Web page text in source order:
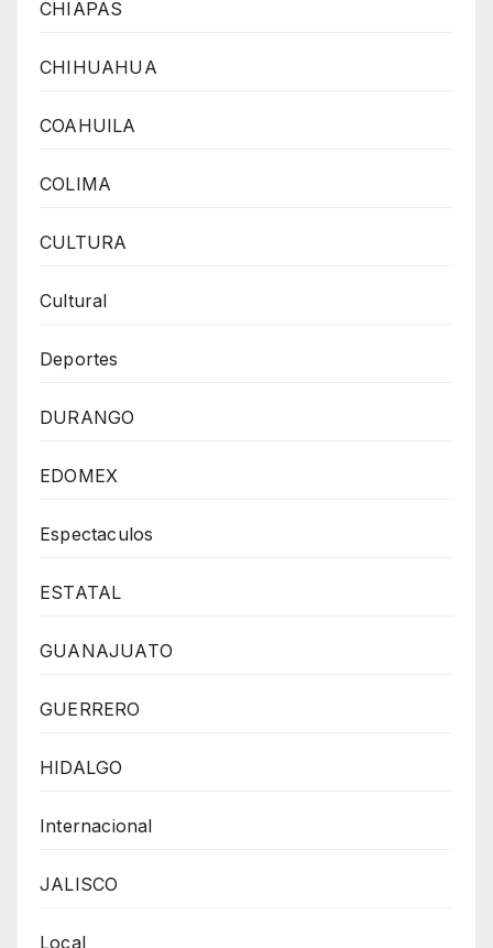
CHIAPAS
CHIHUAHUA
COAHUILA
COLIMA
CULTURA
Cultural
Deportes
DURANGO
EDOMEX
Espectaculos
ESTATAL
GUANAJUATO
GUERRERO
HIDALGO
Internacional
JALISCO
Local